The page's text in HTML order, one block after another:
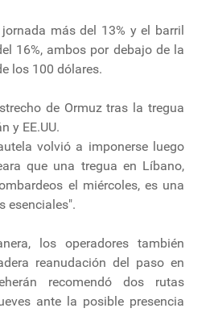
más del 13% y el barril
16%, ambos por debajo de la
los 100 dólares.
de Ormuz tras la tregua
y EE.UU.
volvió a imponerse luego
que una tregua en Líbano,
el miércoles, es una
esenciales".
los operadores también
reanudación del paso en
recomendó dos rutas
ante la posible presencia